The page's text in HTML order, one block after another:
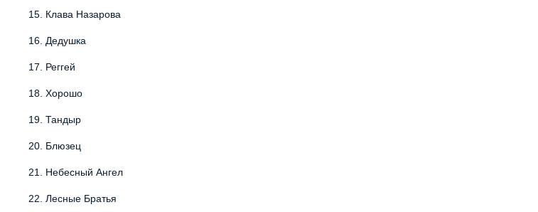
15. Клава Назарова
16. Дедушка
17. Реггей
18. Хорошо
19. Тандыр
20. Блюзец
21. Небесный Ангел
22. Лесные Братья